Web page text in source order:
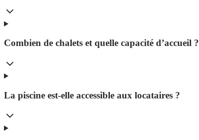
Combien de chalets et quelle capacité d’accueil ?
La piscine est-elle accessible aux locataires ?